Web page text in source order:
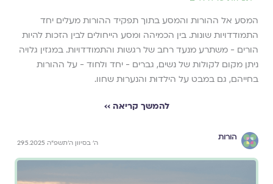
המסע אל ההורות והמסע בתוך תפקיד ההורות מעלים יחד
התמודדויות שונות. בין הכמיהה ומסע הייחולים לבין הזכות להיות
הורים - משתרע מנעד רחב של רגשות והתמודדויות. במגזין גלויה
ניתן מקום לקולות של נשים, גברים - יחד ולחוד - על ההורות
בחייהם, גם במבט על הילדוּת והנערוּת שחוו.
להמשך קריאה ››
הורות
ה׳ בסיוון ה׳תשפ״ה 29.5.2025